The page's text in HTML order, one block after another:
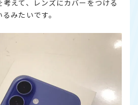
えて、レンズにカバーをつける
みたいです。